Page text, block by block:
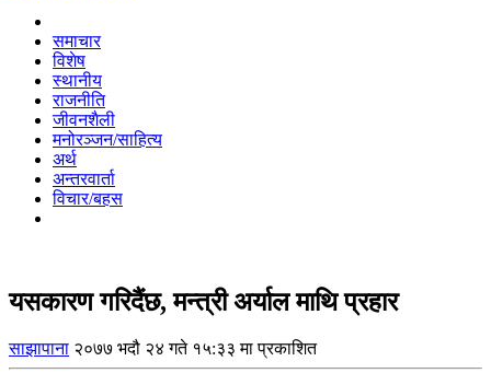
समाचार
विशेष
स्थानीय
राजनीति
जीवनशैली
मनोरञ्जन/साहित्य
अर्थ
अन्तरवार्ता
विचार/बहस
यसकारण गरिदैंछ, मन्त्री अर्याल माथि प्रहार
साझापाना २०७७ भदौ २४ गते १५:३३ मा प्रकाशित